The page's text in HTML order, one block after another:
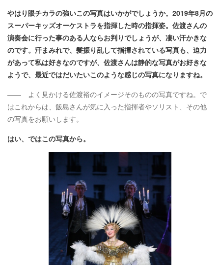
やはり眼チカラの強いこの写真はいかがでしょうか。2019年8月の
スーパーキッズオーケストラを指揮した時の指揮姿。佐渡さんの
演奏会に行った事のある人ならお判りでしょうが、凄い汗かきな
のです。汗まみれで、髪振り乱して指揮されている写真も、迫力
があって私は好きなのですが、佐渡さんは静的な写真がお好きな
ようで、最近ではだいたいこのような感じの写真になりますね。
―― よく見かける佐渡裕のイメージそのものの写真ですね。で
はこれからは、飯島さんが気に入った指揮者やソリスト、その他
の写真をお願いします。
はい、ではこの写真から。